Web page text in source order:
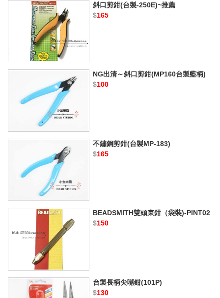
斜口剪鉗(台製-250E)~推薦
$165
NG出清～斜口剪鉗(MP160台製藍柄)
$100
不鏽鋼剪鉗(台製MP-183)
$165
BEADSMITH雙頭束鉗（袋裝)-PINT02
$150
台製長柄尖嘴鉗(101P)
$130